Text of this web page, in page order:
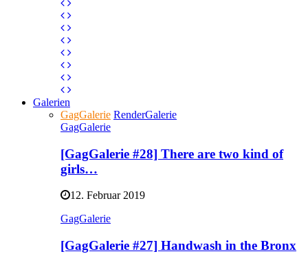
Galerien
GagGalerie RenderGalerie
GagGalerie
[GagGalerie #28] There are two kind of
girls…
12. Februar 2019
GagGalerie
[GagGalerie #27] Handwash in the Bronx